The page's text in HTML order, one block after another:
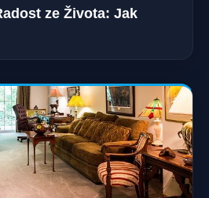
ze Života: Jak